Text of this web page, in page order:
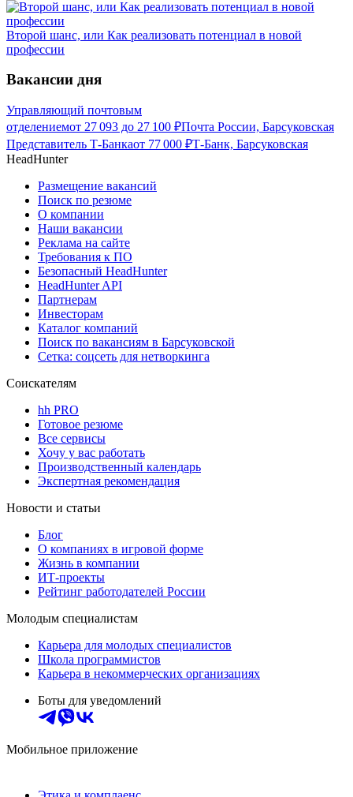
Второй шанс, или Как реализовать потенциал в новой
профессии
Вакансии дня
Управляющий почтовым
отделениемот 27 093 до 27 100 ₽Почта России, Барсуковская
Представитель Т-Банкаот 77 000 ₽Т-Банк, Барсуковская
HeadHunter
Размещение вакансий
Поиск по резюме
О компании
Наши вакансии
Реклама на сайте
Требования к ПО
Безопасный HeadHunter
HeadHunter API
Партнерам
Инвесторам
Каталог компаний
Поиск по вакансиям в Барсуковской
Сетка: соцсеть для нетворкинга
Соискателям
hh PRO
Готовое резюме
Все сервисы
Хочу у вас работать
Производственный календарь
Экспертная рекомендация
Новости и статьи
Блог
О компаниях в игровой форме
Жизнь в компании
ИТ-проекты
Рейтинг работодателей России
Молодым специалистам
Карьера для молодых специалистов
Школа программистов
Карьера в некоммерческих организациях
Боты для уведомлений
Мобильное приложение